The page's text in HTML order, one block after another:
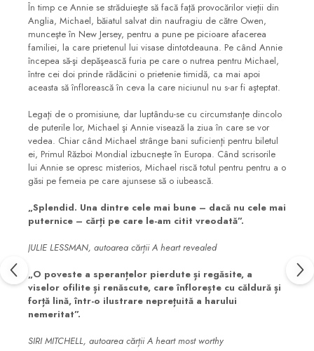
În timp ce Annie se străduieşte să facă faţă provocărilor vieţii din
Anglia, Michael, băiatul salvat din naufragiu de către Owen,
munceşte în New Jersey, pentru a pune pe picioare afacerea
familiei, la care prietenul lui visase dintotdeauna. Pe când Annie
începea să-şi depăşească furia pe care o nutrea pentru Michael,
între cei doi prinde rădăcini o prietenie timidă, ca mai apoi
aceasta să înflorească în ceva la care niciunul nu s-ar fi aşteptat.
Legaţi de o promisiune, dar luptându-se cu circumstanţe dincolo
de puterile lor, Michael şi Annie visează la ziua în care se vor
vedea. Chiar când Michael strânge bani suficienţi pentru biletul
ei, Primul Război Mondial izbucneşte în Europa. Când scrisorile
lui Annie se opresc misterios, Michael riscă totul pentru pentru a o
găsi pe femeia pe care ajunsese să o iubească.
„Splendid. Una dintre cele mai bune – dacă nu cele mai
puternice – cărți pe care le-am citit vreodată”.
JULIE LESSMAN, autoarea cărții A heart revealed
„O poveste a speranțelor pierdute și regăsite, a
viselor ofilite și renăscute, care înflorește cu căldură și
forță lină, într-o ilustrare neprețuită a harului
nemeritat”.
SIRI MITCHELL, autoarea cărții A heart most worthy